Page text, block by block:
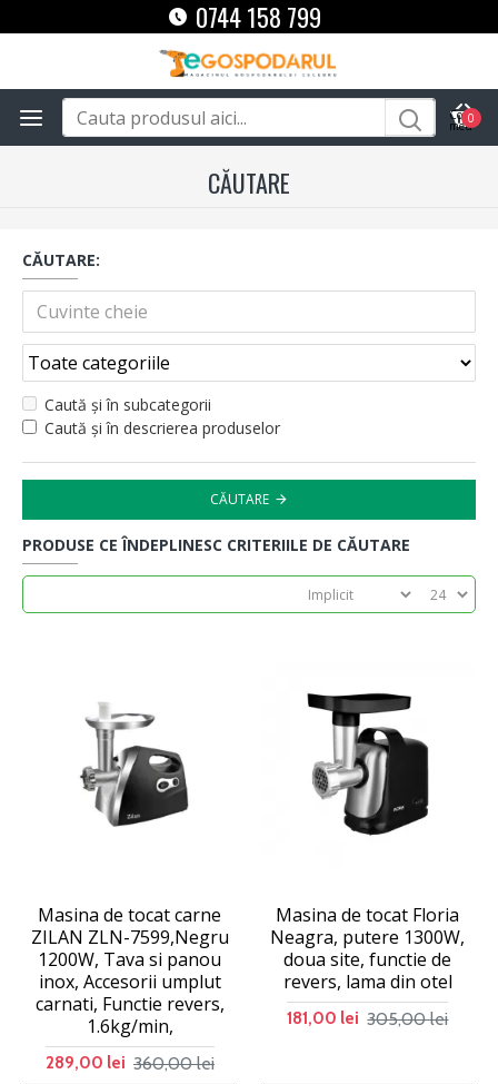
0744 158 799
0
CĂUTARE
CĂUTARE:
Caută și în subcategorii
Caută și în descrierea produselor
CĂUTARE
PRODUSE CE ÎNDEPLINESC CRITERIILE DE CĂUTARE
Masina de tocat carne
ZILAN ZLN-7599,Negru
1200W, Tava si panou
inox, Accesorii umplut
carnati, Functie revers,
1.6kg/min,
289,00 lei 360,00 lei
Masina de tocat Floria
Neagra, putere 1300W,
doua site, functie de
revers, lama din otel
181,00 lei 305,00 lei